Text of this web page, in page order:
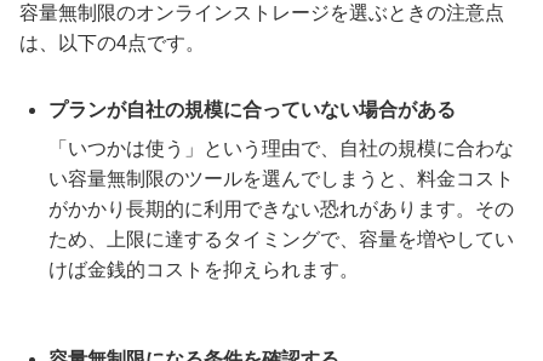
容量無制限のオンラインストレージを選ぶときの注意点
は、以下の4点です。
プランが自社の規模に合っていない場合がある
「いつかは使う」という理由で、自社の規模に合わな
い容量無制限のツールを選んでしまうと、料金コスト
がかかり長期的に利用できない恐れがあります。その
ため、上限に達するタイミングで、容量を増やしてい
けば金銭的コストを抑えられます。